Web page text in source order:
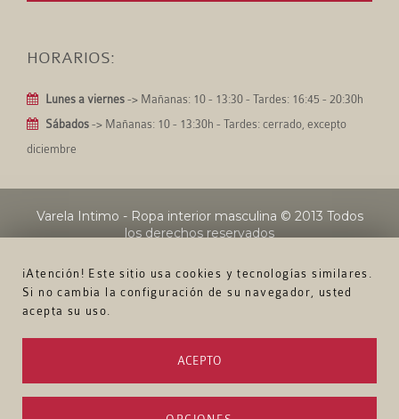
¡Atención! Este sitio usa cookies y tecnologías similares.
Si no cambia la configuración de su navegador, usted
acepta su uso.
ACEPTO
HORARIOS:
Lunes a viernes -> Mañanas: 10 - 13:30 - Tardes: 16:45 - 20:30h
Sábados -> Mañanas: 10 - 13:30h - Tardes: cerrado, excepto
diciembre
Varela Intimo - Ropa interior masculina © 2013 Todos
los derechos reservados